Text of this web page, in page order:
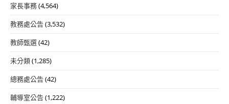
家長事務(4,564)
教務處公告(3,532)
教師甄選(42)
未分類(1,285)
總務處公告(42)
輔導室公告(1,222)